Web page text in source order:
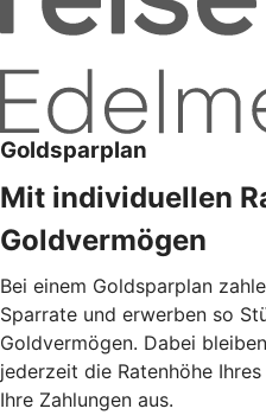
Goldsparplan
Mit individuellen
Goldvermögen
Bei einem Goldsparplan
Sparrate und erwerben so
Goldvermögen. Dabei
jederzeit die Ratenhöhe
Ihre Zahlungen aus.